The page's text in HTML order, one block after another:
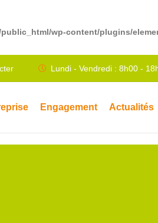
wp-content/plugins/
Lundi - Vendredi : 8h00 -
Engagement Actualités